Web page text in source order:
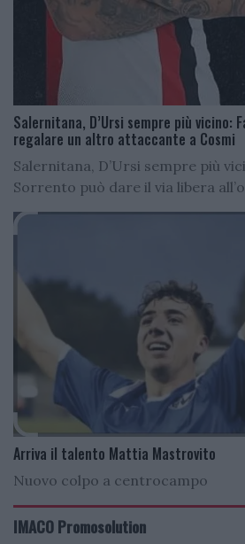
Salernitana, D’Ursi sempre più vicino:
regalare un altro attaccante a Cosmi
Salernitana, D’Ursi sempre più
Sorrento può dare il via libera
Arriva il talento Mattia Mastrovito
Nuovo colpo a centrocampo
IMACO Promosolution